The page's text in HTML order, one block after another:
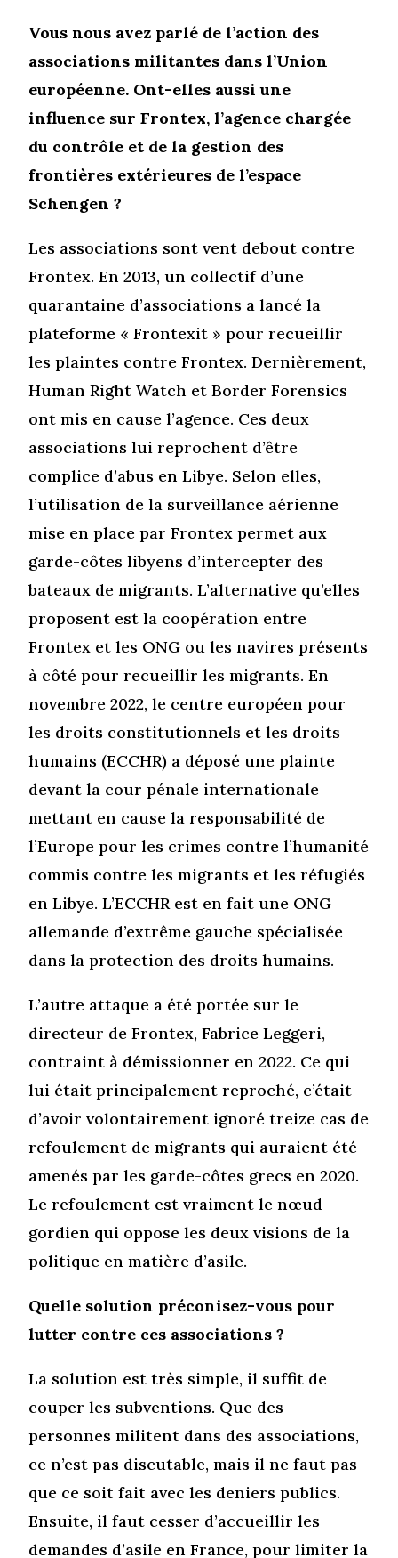
Vous nous avez parlé de l’action des
associations militantes dans l’Union
européenne. Ont-elles aussi une
influence sur Frontex, l’agence chargée
du contrôle et de la gestion des
frontières extérieures de l’espace
Schengen ?
Les associations sont vent debout contre
Frontex. En 2013, un collectif d’une
quarantaine d’associations a lancé la
plateforme « Frontexit » pour recueillir
les plaintes contre Frontex. Dernièrement,
Human Right Watch et Border Forensics
ont mis en cause l’agence. Ces deux
associations lui reprochent d’être
complice d’abus en Libye. Selon elles,
l’utilisation de la surveillance aérienne
mise en place par Frontex permet aux
garde-côtes libyens d’intercepter des
bateaux de migrants. L’alternative qu’elles
proposent est la coopération entre
Frontex et les ONG ou les navires présents
à côté pour recueillir les migrants. En
novembre 2022, le centre européen pour
les droits constitutionnels et les droits
humains (ECCHR) a déposé une plainte
devant la cour pénale internationale
mettant en cause la responsabilité de
l’Europe pour les crimes contre l’humanité
commis contre les migrants et les réfugiés
en Libye. L’ECCHR est en fait une ONG
allemande d’extrême gauche spécialisée
dans la protection des droits humains.
L’autre attaque a été portée sur le
directeur de Frontex, Fabrice Leggeri,
contraint à démissionner en 2022. Ce qui
lui était principalement reproché, c’était
d’avoir volontairement ignoré treize cas de
refoulement de migrants qui auraient été
amenés par les garde-côtes grecs en 2020.
Le refoulement est vraiment le nœud
gordien qui oppose les deux visions de la
politique en matière d’asile.
Quelle solution préconisez-vous pour
lutter contre ces associations ?
La solution est très simple, il suffit de
couper les subventions. Que des
personnes militent dans des associations,
ce n’est pas discutable, mais il ne faut pas
que ce soit fait avec les deniers publics.
Ensuite, il faut cesser d’accueillir les
demandes d’asile en France, pour limiter la